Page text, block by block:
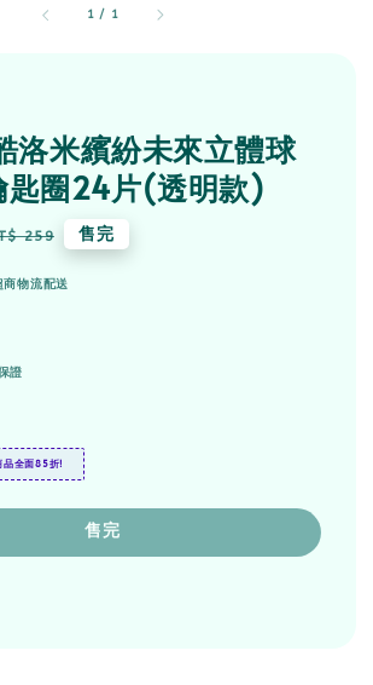
1 / 1
洛米繽紛未來立體球
匙圈24片(透明款)
259 售完
物流配送
證
品全面85折!
售完